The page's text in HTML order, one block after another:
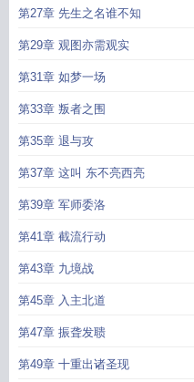
第27章 先生之名谁不知
第29章 观图亦需观实
第31章 如梦一场
第33章 叛者之围
第35章 退与攻
第37章 这叫 东不亮西亮
第39章 军师委洛
第41章 截流行动
第43章 九境战
第45章 入主北道
第47章 振聋发聩
第49章 十重出诸圣现